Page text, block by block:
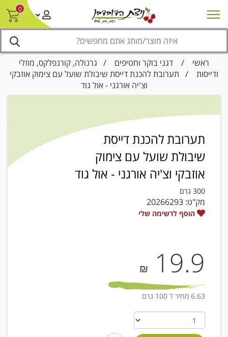
0
מבצעים סניפים צור קשר/ביטול הזמנה
ראשי / דגני בוקר וחטיפים / גרנולה, קורנפלקס, מוזלי
ודייסות / תערובת להכנת דייסת שיבולת שועל עם צימוק אוזבקי
וצ'יה אורגני - אול גוד
תערובת להכנת דייסת
שיבולת שועל עם צימוק
אוזבקי וצ'יה אורגני - אול גוד
300 גרם
מק"ט: 20266293
הוסף לרשימה שלי
19.9
₪
6.63 מחיר ל 100 גרם